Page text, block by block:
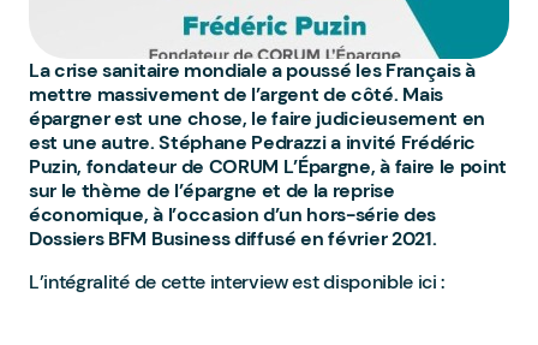
La crise sanitaire mondiale a poussé les Français à
mettre massivement de l’argent de côté. Mais
épargner est une chose, le faire judicieusement en
est une autre. Stéphane Pedrazzi a invité Frédéric
Puzin, fondateur de CORUM L’Épargne, à faire le point
sur le thème de l’épargne et de la reprise
économique, à l’occasion d’un hors-série des
Dossiers BFM Business diffusé en février 2021.
L’intégralité de cette interview est disponible ici :